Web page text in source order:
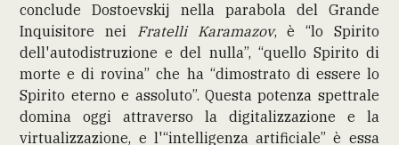
conclude Dostoevskij nella parabola del Grande
Inquisitore nei Fratelli Karamazov, è “lo Spirito
dell'autodistruzione e del nulla”, “quello Spirito di
morte e di rovina” che ha “dimostrato di essere lo
Spirito eterno e assoluto”. Questa potenza spettrale
domina oggi attraverso la digitalizzazione e la
virtualizzazione, e l'“intelligenza artificiale” è essa